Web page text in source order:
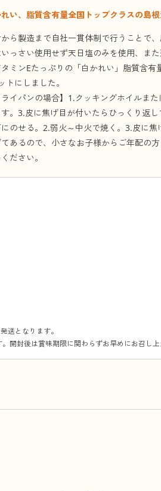
い、脂質含有量全国トップクラスの島
ら製造まで自社一貫体制で行うことで
っさい使用せず天日塩のみを使用、ま
ミンEたっぷりの「白かれい」脂質含
にしました。
イパンの場合】1.クッキングホイルま
。3.皮に焦げ目が付いたらひっくり返
のせる。2.弱火～中火で焼く。3.皮に
あるので、小さなお子様からご年配の
ださい。
送となります。
開封後は賞味期限に関わらずお早めにお召し上